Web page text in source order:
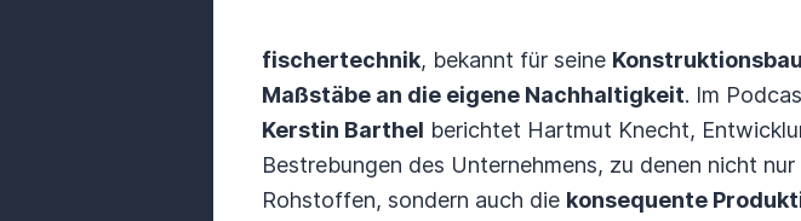
fischertechnik, bekannt für seine
Maßstäbe an die eigene Nachhaltigkeit. Im
Kerstin Barthel berichtet Hartmut Knecht,
Bestrebungen des Unternehmens, zu denen nicht
Rohstoffen, sondern auch die konsequente